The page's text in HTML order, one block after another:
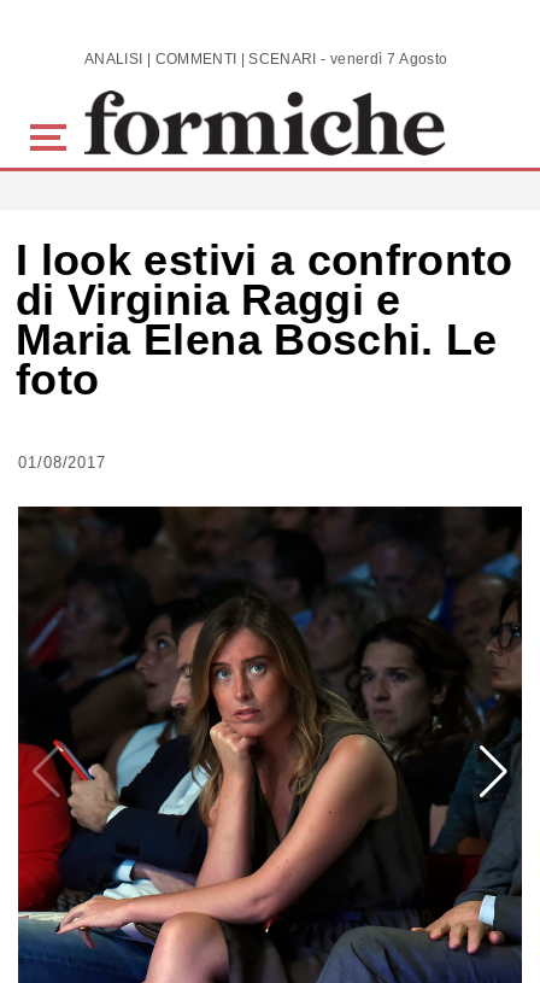
Skip to main content ANALISI | COMMENTI | SCENARI - venerdì 7 Agosto 2026
I look estivi a confronto
di Virginia Raggi e
Maria Elena Boschi. Le
foto
01/08/2017